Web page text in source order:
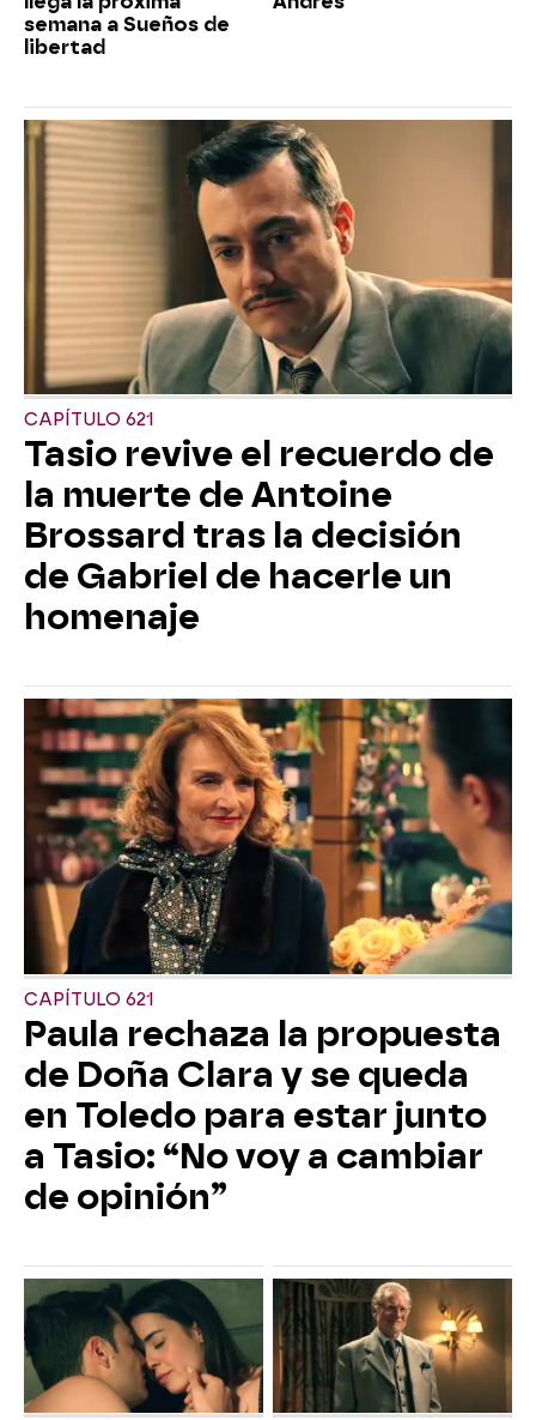
semana a Sueños de
libertad
CAPÍTULO 621
Tasio revive el recuerdo de
la muerte de Antoine
Brossard tras la decisión
de Gabriel de hacerle un
homenaje
CAPÍTULO 621
Paula rechaza la propuesta
de Doña Clara y se queda
en Toledo para estar junto
a Tasio: “No voy a cambiar
de opinión”